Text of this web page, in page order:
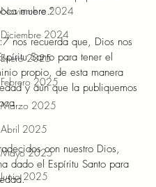
Noviembre 2024
2024
2025
2025
Marzo 2025
Abril 2025
Mayo 2025
2025
muere.”
nos recuerda que, Dios nos
Santo para tener el
propio, de esta manera
y aún que la publiquemos
con nuestro Dios,
dado el Espíritu Santo para